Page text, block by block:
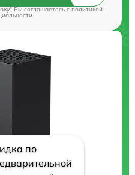
Вы соглашаетесь c политикой
по